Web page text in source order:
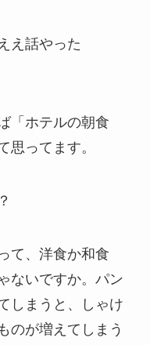
え話やった
「ホテルの朝食
思ってます。
て、洋食か和食
ないですか。パン
しまうと、しゃけ
のが増えてしまう